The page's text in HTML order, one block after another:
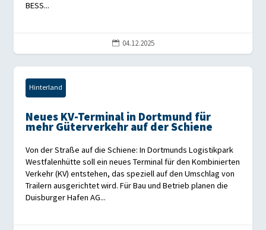
BESS...
 04.12.2025
Hinterland
Neues KV-Terminal in Dortmund für
mehr Güterverkehr auf der Schiene
Von der Straße auf die Schiene: In Dortmunds Logistikpark
Westfalenhütte soll ein neues Terminal für den Kombinierten
Verkehr (KV) entstehen, das speziell auf den Umschlag von
Trailern ausgerichtet wird. Für Bau und Betrieb planen die
Duisburger Hafen AG...